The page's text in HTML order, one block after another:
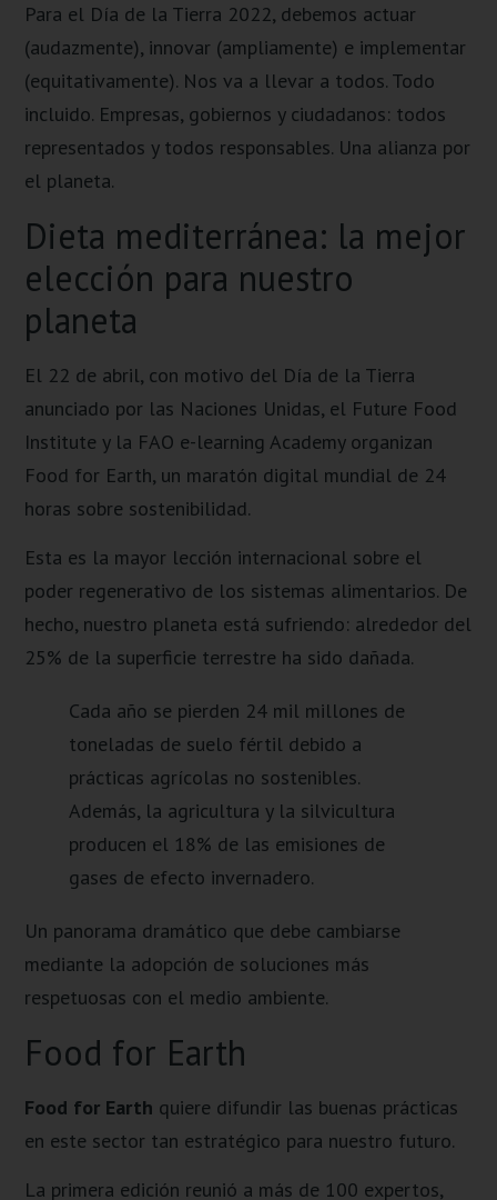
Para el Día de la Tierra 2022, debemos actuar
(audazmente), innovar (ampliamente) e implementar
(equitativamente). Nos va a llevar a todos. Todo
incluido. Empresas, gobiernos y ciudadanos: todos
representados y todos responsables. Una alianza por
el planeta.
Dieta mediterránea: la mejor
elección para nuestro
planeta
El 22 de abril, con motivo del Día de la Tierra
anunciado por las Naciones Unidas, el Future Food
Institute y la FAO e-learning Academy organizan
Food for Earth, un maratón digital mundial de 24
horas sobre sostenibilidad.
Esta es la mayor lección internacional sobre el
poder regenerativo de los sistemas alimentarios. De
hecho, nuestro planeta está sufriendo: alrededor del
25% de la superficie terrestre ha sido dañada.
Cada año se pierden 24 mil millones de
toneladas de suelo fértil debido a
prácticas agrícolas no sostenibles.
Además, la agricultura y la silvicultura
producen el 18% de las emisiones de
gases de efecto invernadero.
Un panorama dramático que debe cambiarse
mediante la adopción de soluciones más
respetuosas con el medio ambiente.
Food for Earth
Food for Earth quiere difundir las buenas prácticas
en este sector tan estratégico para nuestro futuro.
La primera edición reunió a más de 100 expertos,